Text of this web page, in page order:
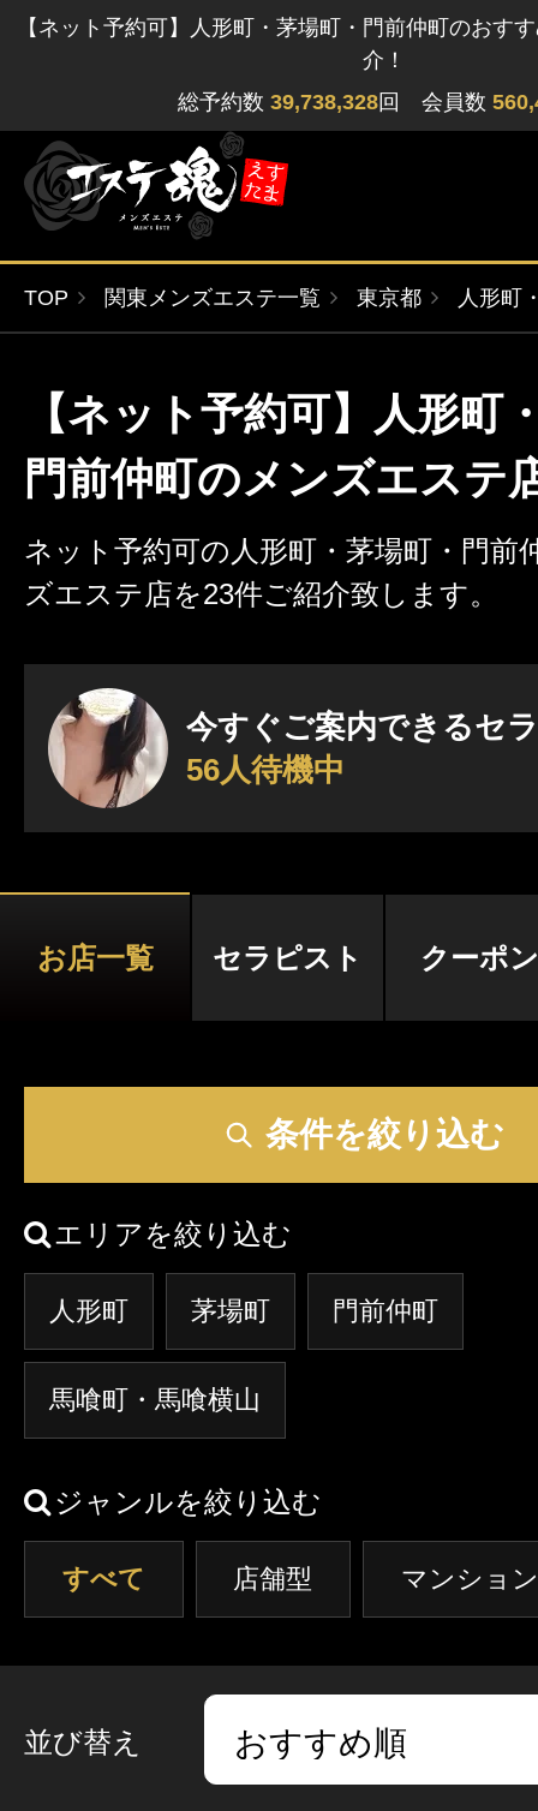
【ネット予約可】人形町・茅場町・門前仲町のおす
介！
総予約数 39,738,328回 会員数
閲覧履歴
ゲストさん
北海道・東北版 九州・沖縄版
無料会員登録
ログイン
夏の特集イベント開催中！
メンズエステ店
お店検索ページへ
神奈川 埼玉
茨城 栃木
ジャンルから探す
セラピスト
セラピストを探す
本日出勤のセラピスト
エリアから探す
茨城 栃木 群馬
口コミ
体験談
ニュース
TOP 関東メンズエステ一覧 東京都 人形町
【ネット予約可】人形町
門前仲町のメンズエステ
ネット予約可の人形町・茅場町・門前
ズエステ店を23件ご紹介致します。
今すぐご案内できるセ
56人待機中
お店一覧 セラピスト クーポ
条件を絞り込む
エリアを絞り込む
人形町 茅場町 門前仲町
馬喰町・馬喰横山
ジャンルを絞り込む
すべて 店舗型 マンショ
並び替え